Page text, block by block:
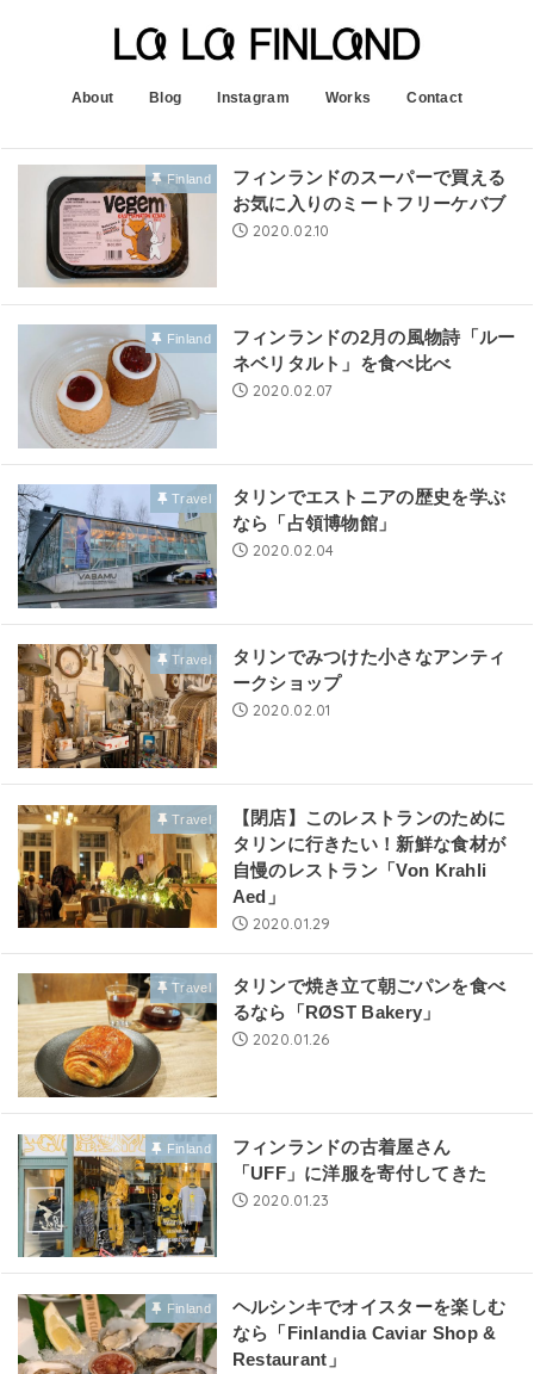
About Blog Instagram Works Contact
Finland
フィンランドのスーパーで買える
お気に入りのミートフリーケバブ
2020.02.10
Finland
フィンランドの2月の風物詩「ルー
ネベリタルト」を食べ比べ
2020.02.07
Travel
タリンでエストニアの歴史を学ぶ
なら「占領博物館」
2020.02.04
Travel
タリンでみつけた小さなアンティ
ークショップ
2020.02.01
Travel
【閉店】このレストランのために
タリンに行きたい！新鮮な食材が
自慢のレストラン「Von Krahli
Aed」
2020.01.29
Travel
タリンで焼き立て朝ごパンを食べ
るなら「RØST Bakery」
2020.01.26
Finland
フィンランドの古着屋さん
「UFF」に洋服を寄付してきた
2020.01.23
Finland
ヘルシンキでオイスターを楽しむ
なら「Finlandia Caviar Shop &
Restaurant」